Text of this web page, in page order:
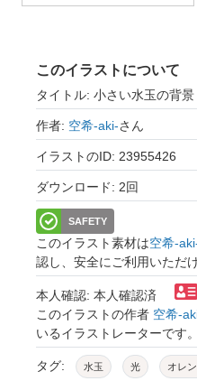
このイラストについて
タイトル: 小さい水玉の背
作者: 空希-aki-さん
イラストのID: 23955426
ダウンロード: 2回
SAFETY
このイラスト素材は空希-
認し、安全にご利用いただ
本人確認: 本人確認済
このイラストの作者 空希-
いるイラストレーターです。
タグ: 水玉 光 オレ